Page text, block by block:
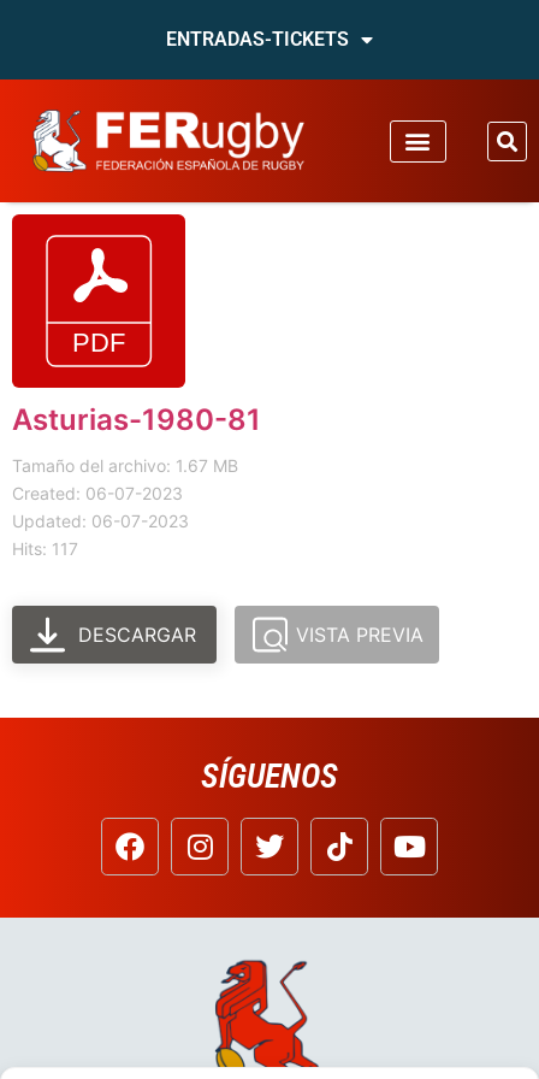
ENTRADAS-TICKETS
Asturias-1980-81
Tamaño del archivo: 1.67 MB
Created: 06-07-2023
Updated: 06-07-2023
Hits: 117
DESCARGAR VISTA PREVIA
SÍGUENOS